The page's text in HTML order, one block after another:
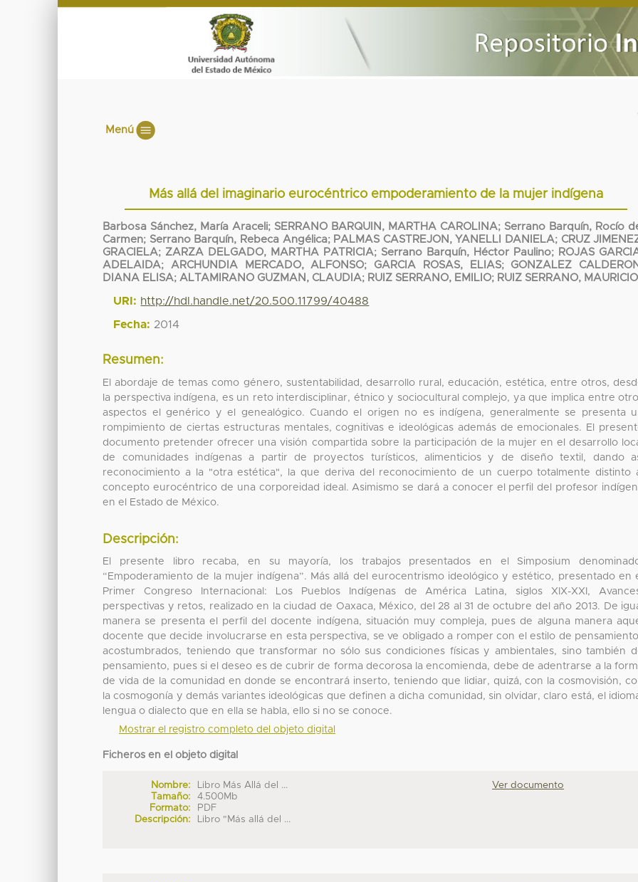
Menú
Más allá del imaginario eurocéntrico empoderamiento de la mujer indígena
Barbosa Sánchez, María Araceli; SERRANO BARQUIN, MARTHA CAROLINA; Serrano Barquín, Rocío
Carmen; Serrano Barquín, Rebeca Angélica; PALMAS CASTREJON, YANELLI DANIELA; CRUZ
GRACIELA; ZARZA DELGADO, MARTHA PATRICIA; Serrano Barquín, Héctor Paulino;
ROJAS
ADELAIDA; ARCHUNDIA MERCADO, ALFONSO; GARCIA ROSAS, ELIAS; GONZALEZ
DIANA ELISA; ALTAMIRANO GUZMAN, CLAUDIA; RUIZ SERRANO, EMILIO; RUIZ SERRANO, MAURICIO
URI: http://hdl.handle.net/20.500.11799/40488
Fecha: 2014
Resumen:
El abordaje de temas como género, sustentabilidad, desarrollo rural, educación, estética, entre otros,
la perspectiva indígena, es un reto interdisciplinar, étnico y sociocultural complejo, ya que implica entre
aspectos el genérico y el genealógico. Cuando el origen no es indígena, generalmente se presenta
rompimiento de ciertas estructuras mentales, cognitivas e ideológicas además de emocionales. El
documento pretender ofrecer una visión compartida sobre la participación de la mujer en el desarrollo
de comunidades indígenas a partir de proyectos turísticos, alimenticios y de diseño textil, dando
reconocimiento a la "otra estética", la que deriva del reconocimiento de un cuerpo totalmente distinto
concepto eurocéntrico de una corporeidad ideal. Asimismo se dará a conocer el perfil del profesor
en el Estado de México.
Descripción:
El presente libro recaba, en su mayoría, los trabajos presentados en el Simposium
“Empoderamiento de la mujer indígena”. Más allá del eurocentrismo ideológico y estético, presentado en
Primer Congreso Internacional: Los Pueblos Indígenas de América Latina, siglos XIX-XXI,
perspectivas y retos, realizado en la ciudad de Oaxaca, México, del 28 al 31 de octubre del año 2013. De
manera se presenta el perfil del docente indígena, situación muy compleja, pues de alguna manera
docente que decide involucrarse en esta perspectiva, se ve obligado a romper con el estilo de
acostumbrados, teniendo que transformar no sólo sus condiciones físicas y ambientales, sino también
pensamiento, pues si el deseo es de cubrir de forma decorosa la encomienda, debe de adentrarse a la
de vida de la comunidad en donde se encontrará inserto, teniendo que lidiar, quizá, con la cosmovisión,
la cosmogonía y demás variantes ideológicas que definen a dicha comunidad, sin olvidar, claro está, el
lengua o dialecto que en ella se habla, ello si no se conoce.
Mostrar el registro completo del objeto digital
Ficheros en el objeto digital
Nombre:
Libro Más Allá del ...
Tamaño:
4.500Mb
Formato:
PDF
Descripción:
Libro "Más allá del ...
Ver documento